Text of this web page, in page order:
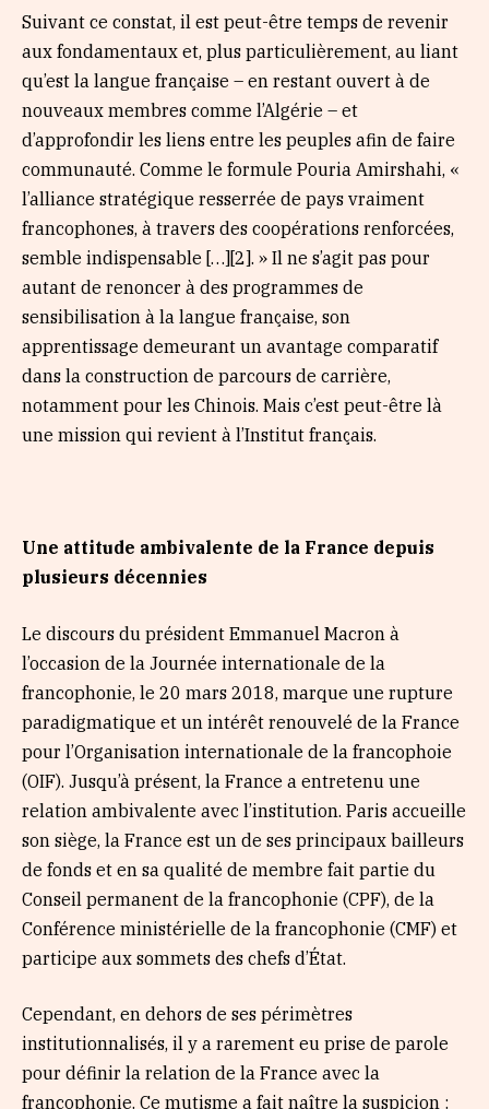
Suivant ce constat, il est peut-être temps de revenir
aux fondamentaux et, plus particulièrement, au liant
qu’est la langue française – en restant ouvert à de
nouveaux membres comme l’Algérie – et
d’approfondir les liens entre les peuples afin de faire
communauté. Comme le formule Pouria Amirshahi, «
l’alliance stratégique resserrée de pays vraiment
francophones, à travers des coopérations renforcées,
semble indispensable […][2]. » Il ne s’agit pas pour
autant de renoncer à des programmes de
sensibilisation à la langue française, son
apprentissage demeurant un avantage comparatif
dans la construction de parcours de carrière,
notamment pour les Chinois. Mais c’est peut-être là
une mission qui revient à l’Institut français.
Une attitude ambivalente de la France depuis
plusieurs décennies
Le discours du président Emmanuel Macron à
l’occasion de la Journée internationale de la
francophonie, le 20 mars 2018, marque une rupture
paradigmatique et un intérêt renouvelé de la France
pour l’Organisation internationale de la francophoie
(OIF). Jusqu’à présent, la France a entretenu une
relation ambivalente avec l’institution. Paris accueille
son siège, la France est un de ses principaux bailleurs
de fonds et en sa qualité de membre fait partie du
Conseil permanent de la francophonie (CPF), de la
Conférence ministérielle de la francophonie (CMF) et
participe aux sommets des chefs d’État.
Cependant, en dehors de ses périmètres
institutionnalisés, il y a rarement eu prise de parole
pour définir la relation de la France avec la
francophonie. Ce mutisme a fait naître la suspicion :